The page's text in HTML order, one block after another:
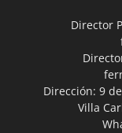
Director
Dirección: 9
Villa